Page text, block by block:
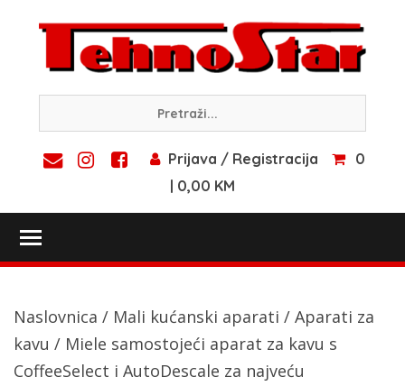
content
Prijava / Registracija
0
| 0,00 KM
Naslovnica / Mali kućanski aparati / Aparati za
kavu / Miele samostojeći aparat za kavu s
CoffeeSelect i AutoDescale za najveću